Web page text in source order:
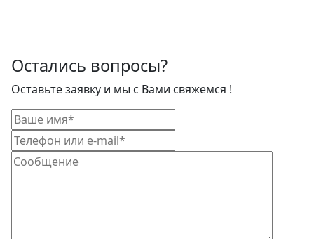
Остались вопросы?
Оставьте заявку и мы с Вами свяжемся !